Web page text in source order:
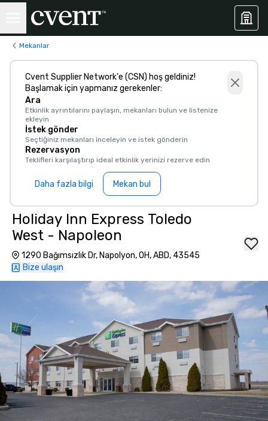
Mekanlar
Cvent Supplier Network'e (CSN) hoş geldiniz!
Başlamak için yapmanız gerekenler:
Ara
Etkinlik ayrıntılarını paylaşın, mekanları bulun ve listenize
ekleyin
İstek gönder
Seçtiğiniz mekanları inceleyin ve istek gönderin
Rezervasyon
Teklifleri karşılaştırıp ideal etkinlik yerinizi rezerve edin
Daha fazla bilgi Mekan bul
Holiday Inn Express Toledo
West - Napoleon
1290 Bağımsızlık Dr, Napolyon, OH, ABD, 43545
Bize ulaşın